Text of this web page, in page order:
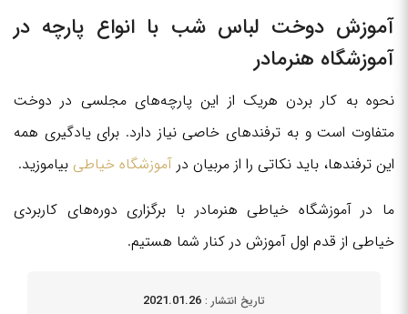
آموزش دوخت لباس شب با انواع پارچه در
آموزشگاه هنرمادر
نحوه به کار بردن هریک از این پارچه‌های مجلسی در دوخت
متفاوت است و به ترفندهای خاصی نیاز دارد. برای یادگیری همه
این ترفندها، باید نکاتی را از مربیان در آموزشگاه خیاطی بیاموزید.
ما در آموزشگاه خیاطی هنرمادر با برگزاری دوره‌های کاربردی
خیاطی از قدم اول آموزش در کنار شما هستیم.
تاریخ انتشار : 2021.01.26